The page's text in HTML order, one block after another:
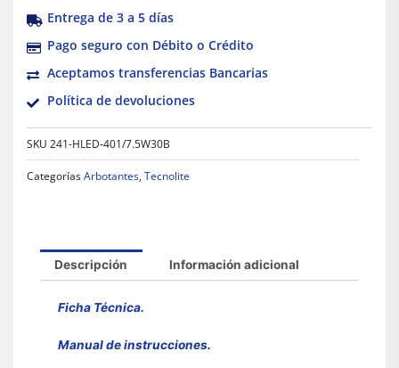
Entrega de 3 a 5 días
Pago seguro con Débito o Crédito
Aceptamos transferencias Bancarias
Política de devoluciones
SKU 241-HLED-401/7.5W30B
CategoríasArbotantes, Tecnolite
Descripción Información adicional
Ficha Técnica.
Manual de instrucciones.